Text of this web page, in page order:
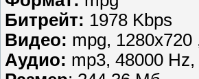
Битрейт: 1978 Kbps
Видео: mpg,
Аудио: mp3, 48000